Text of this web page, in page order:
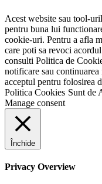
Acest website sau tool-
pentru buna lui
cookie-uri. Pentru a afla
care poti sa revoci
consulti Politica de
notificare sau
acceptul pentru folosirea
Politica Cookies Sunt de
Manage consent
Închide
Privacy Overview